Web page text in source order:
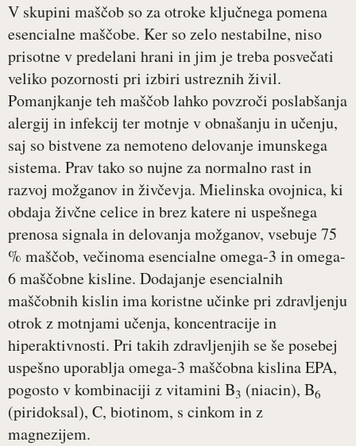
V skupini maščob so za otroke ključnega pomena
esencialne maščobe. Ker so zelo nestabilne, niso
prisotne v predelani hrani in jim je treba posvečati
veliko pozornosti pri izbiri ustreznih živil.
Pomanjkanje teh maščob lahko povzroči poslabšanja
alergij in infekcij ter motnje v obnašanju in učenju,
saj so bistvene za nemoteno delovanje imunskega
sistema. Prav tako so nujne za normalno rast in
razvoj možganov in živčevja. Mielinska ovojnica, ki
obdaja živčne celice in brez katere ni uspešnega
prenosa signala in delovanja možganov, vsebuje 75
% maščob, večinoma esencialne omega-3 in omega-
6 maščobne kisline. Dodajanje esencialnih
maščobnih kislin ima koristne učinke pri zdravljenju
otrok z motnjami učenja, koncentracije in
hiperaktivnosti. Pri takih zdravljenjih se še posebej
uspešno uporablja omega-3 maščobna kislina EPA,
pogosto v kombinaciji z vitamini B3 (niacin), B6
(piridoksal), C, biotinom, s cinkom in z
magnezijem.